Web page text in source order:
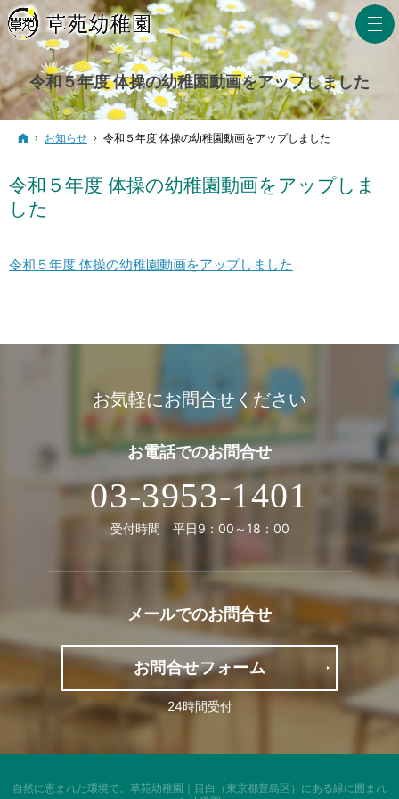
令和５年度 体操の幼稚園動画をアップしました
ホーム
お知らせ 令和５年度 体操の幼稚園動画をアップしました
令和５年度 体操の幼稚園動画をアップしま
した
令和５年度 体操の幼稚園動画をアップしました
お気軽にお問合せください
お電話でのお問合せ
03-3953-1401
受付時間 平日9：00～18：00
メールでのお問合せ
お問合せフォーム
24時間受付
自然に恵まれた環境で。 草苑幼稚園｜目白（東京都豊島区）にある緑に囲まれ